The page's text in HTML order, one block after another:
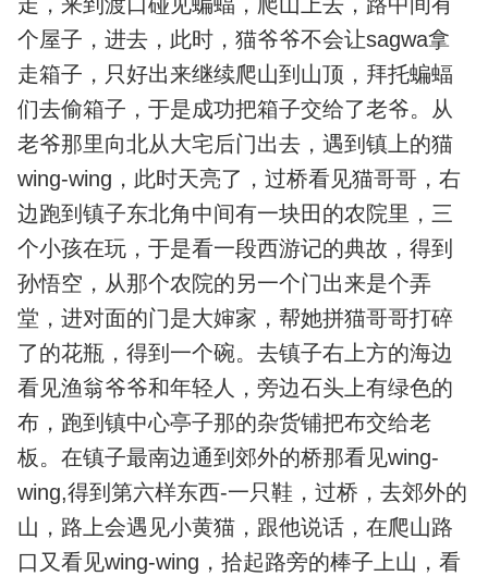
个屋子，进去，此时，猫爷爷不会让sagwa拿
走箱子，只好出来继续爬山到山顶，拜托蝙蝠
们去偷箱子，于是成功把箱子交给了老爷。从
老爷那里向北从大宅后门出去，遇到镇上的猫
wing-wing，此时天亮了，过桥看见猫哥哥，右
边跑到镇子东北角中间有一块田的农院里，三
个小孩在玩，于是看一段西游记的典故，得到
孙悟空，从那个农院的另一个门出来是个弄
堂，进对面的门是大婶家，帮她拼猫哥哥打碎
了的花瓶，得到一个碗。去镇子右上方的海边
看见渔翁爷爷和年轻人，旁边石头上有绿色的
布，跑到镇中心亭子那的杂货铺把布交给老
板。在镇子最南边通到郊外的桥那看见wing-
wing,得到第六样东西-一只鞋，过桥，去郊外的
山，路上会遇见小黄猫，跟他说话，在爬山路
口又看见wing-wing，拾起路旁的棒子上山，看